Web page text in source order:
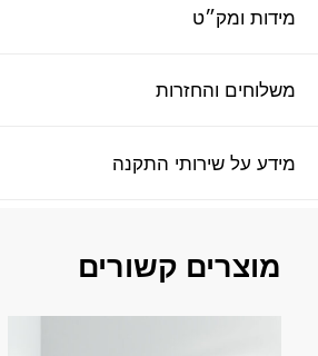
מידות ומק״ט
משלוחים והחזרות
מידע על שירותי התקנה
מוצרים קשורים